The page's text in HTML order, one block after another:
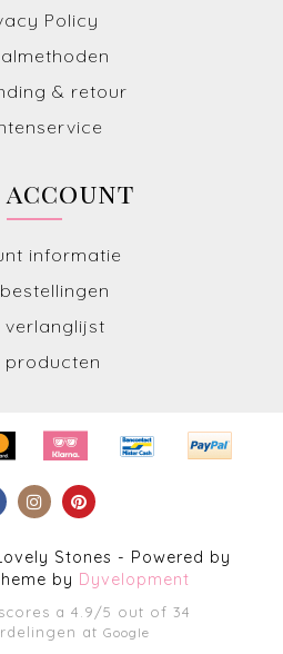
Policy
& retour
account
informatie
verlanglijst
producten
Stones - Powered by
by Dyvelopment
scores a 4.9/5 out of 34
at Google